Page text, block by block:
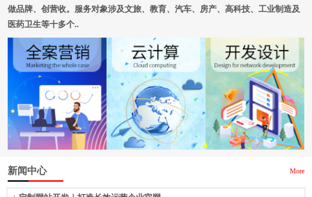
做品牌、创营收。服务对象涉及文旅、教育、汽车、房产、高科技、工业制造及
医药卫生等十多个..
新闻中心 More